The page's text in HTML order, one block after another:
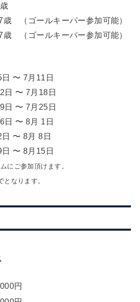
（ゴールキーパー参加可能）
ゴールキーパー参加可能）
〜 7月11日
〜 7月18日
〜 7月25日
〜 8月 1日
〜 8月 8日
〜 8月15日
にご参加頂けます。
なります。
円